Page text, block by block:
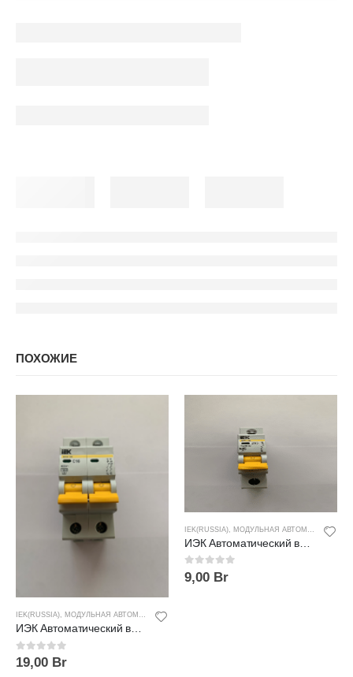
ПОХОЖИЕ
IEK(RUSSIA) МОДУЛЬНАЯ АВТОМАТИКА
0out of 5
19,00 Br
IEK(RUSSIA) МОДУЛЬНАЯ АВТОМАТИКА
0out of 5
9,00 Br